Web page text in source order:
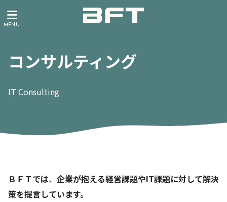
コンサルティング
IT Consulting
ＢＦＴでは、 企業が抱える経営課題やIT課題に対して解決
策を提言しています。